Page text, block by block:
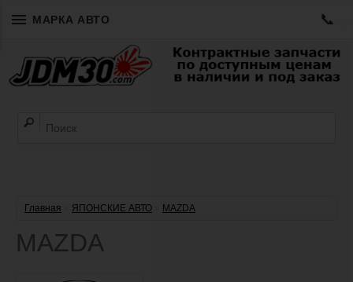
МАРКА АВТО 📞
Главная ЯПОНСКИЕ АВТО MAZDA
MAZDA